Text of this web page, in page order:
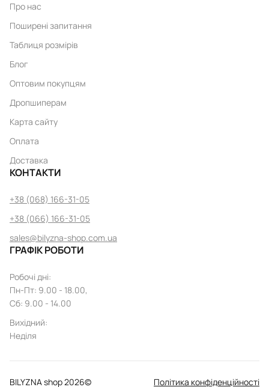
Про нас
Поширені запитання
Таблиця розмірів
Блог
Оптовим покупцям
Дропшиперам
Карта сайту
Оплата
Доставка
КОНТАКТИ
+38 (068) 166-31-05
+38 (066) 166-31-05
sales@bilyzna-shop.com.ua
ГРАФІК РОБОТИ
Робочі дні:
Пн-Пт: 9.00 - 18.00,
Сб: 9.00 - 14.00
Вихідний:
Неділя
BILYZNA shop2026© Політика конфіденційності